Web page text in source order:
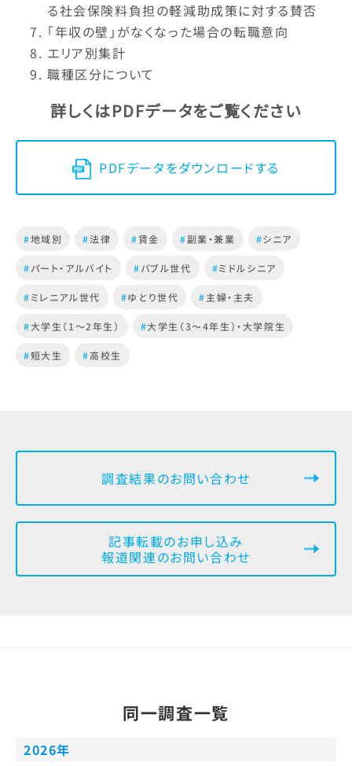
る社会保険料負担の軽減助成策に対する賛否
「年収の壁」がなくなった場合の転職意向
エリア別集計
職種区分について
詳しくはPDFデータをご覧ください
PDFデータをダウンロードする
#地域別 #法律 #賃金 #副業・兼業 #シニア
#パート・アルバイト #バブル世代 #ミドルシニア
#ミレニアル世代 #ゆとり世代 #主婦・主夫
#大学生（1～2年生） #大学生（3～4年生）・大学院生
#短大生 #高校生
調査結果のお問い合わせ
記事転載のお申し込み
報道関連のお問い合わせ
同一調査一覧
2026年